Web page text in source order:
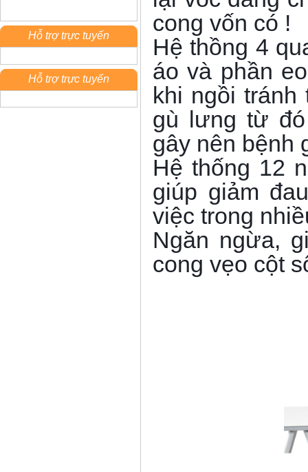
Hỗ trợ trực tuyến
Hỗ trợ trực tuyến
cong vốn có !
Hệ thồng 4
áo và phần
khi ngồi
gù lưng từ
gây nên bệnh
Hệ thống 12
giúp giảm
việc trong
Ngăn ngừa,
cong vẹo cột